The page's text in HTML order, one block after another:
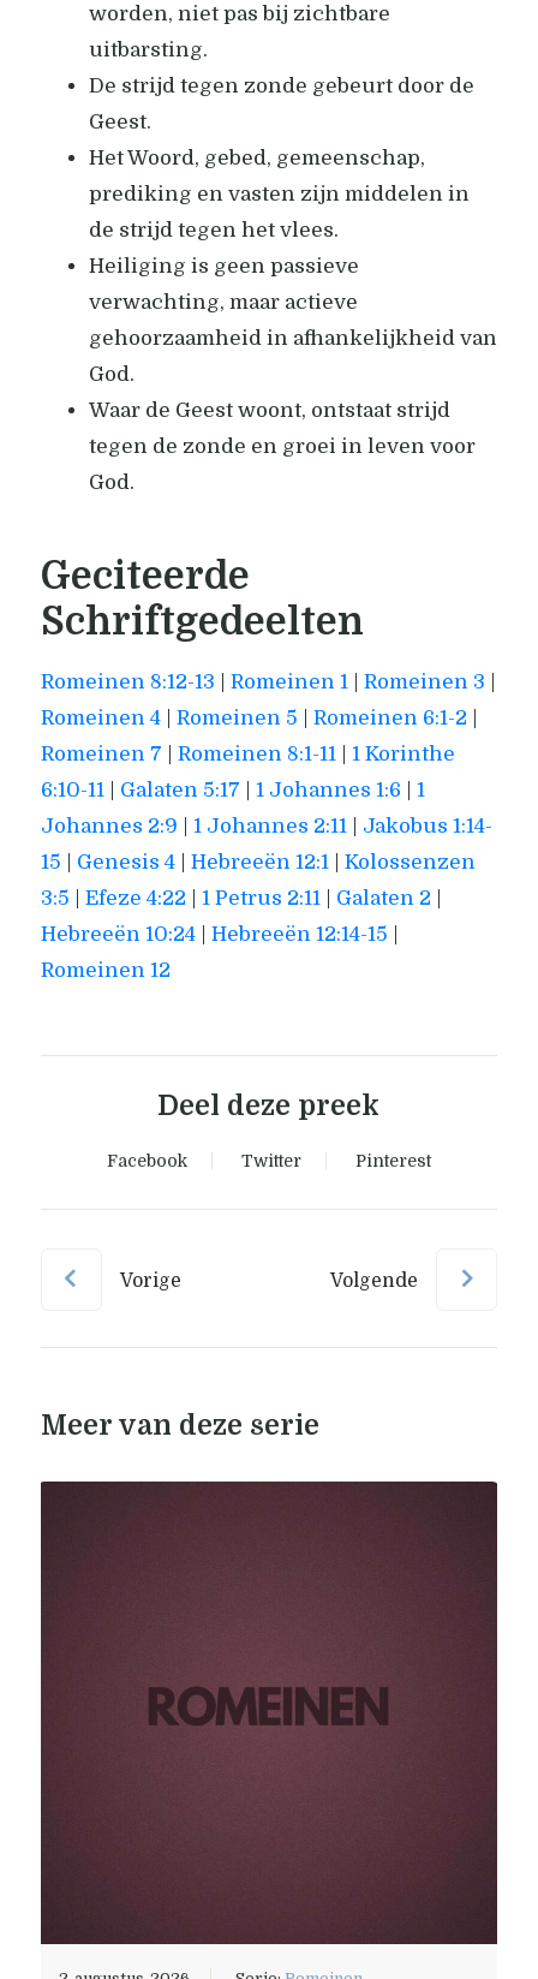
worden, niet pas bij zichtbare
uitbarsting.
De strijd tegen zonde gebeurt door de
Geest.
Het Woord, gebed, gemeenschap,
prediking en vasten zijn middelen in
de strijd tegen het vlees.
Heiliging is geen passieve
verwachting, maar actieve
gehoorzaamheid in afhankelijkheid van
God.
Waar de Geest woont, ontstaat strijd
tegen de zonde en groei in leven voor
God.
Geciteerde
Schriftgedeelten
Romeinen 8:12-13 Romeinen 1| Romeinen 3
Romeinen 4| Romeinen 5 Romeinen 6:1-2
Romeinen 7
Romeinen 8:1-11| 1 Korinthe
6:10-11| Galaten 5:17 1 Johannes 1:6
1
Johannes 2:9
1 Johannes 2:11| Jakobus 1:14-
15
Genesis 4| Hebreeën 12:1| Kolossenzen
3:5
Efeze 4:22 1 Petrus 2:11| Galaten 2
Hebreeën 10:24| Hebreeën 12:14-15
Romeinen 12
Deel deze preek
Facebook Twitter Pinterest
Vorige Volgende
Meer van deze serie